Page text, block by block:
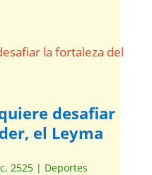
desafiar
el Leyma
2525| Deportes